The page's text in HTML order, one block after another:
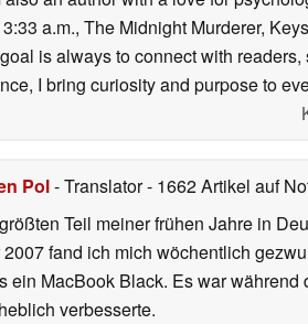
a.m., The Midnight Murderer,
is always to connect with
I bring curiosity and purpose to
Pol- Translator- 1662 Artikel auf
Teil meiner frühen Jahre in
fand ich mich wöchentlich
ein MacBook Black. Es war
verbesserte.